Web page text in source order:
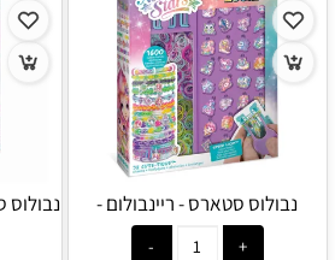
נבולוס סטארס - ריינבולום -
Nebulous Star